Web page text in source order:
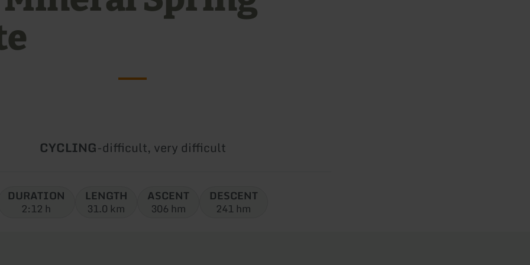
Type
CYCLING-Difficulty:
difficult, very difficult
DURATION
2:12 h
LENGTH
31.0 km
ASCENT
306 hm
DESCENT
241 hm